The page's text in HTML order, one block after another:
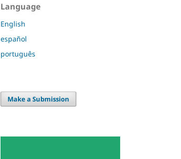
Language
English
español
português
Make a Submission